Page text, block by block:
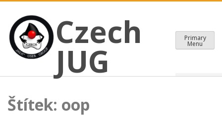
content
Czech JUG
CZECH JAVA USER GROUP
Czech
JUG
Primary
Menu
Štítek: oop